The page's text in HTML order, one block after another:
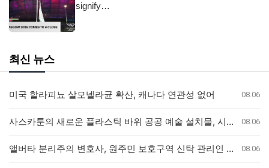
signify…
최신 뉴스
미국 할라피뇨 살모넬라균 확산, 캐나다 연관성 없어 08.06
사스카툰의 새로운 플라스틱 바위 공공 예술 설치물, 시민들의 반응 엇갈려 08.06
앨버타 분리주의 변호사, 원주민 보호구역 신탁 관리인 직위 박탈 명령에 불복 항소 08.06